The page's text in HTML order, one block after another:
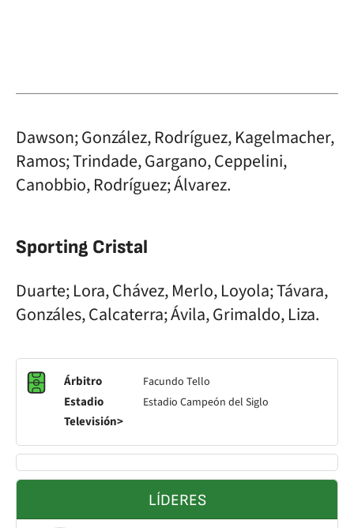
Dawson; González, Rodríguez, Kagelmacher,
Ramos; Trindade, Gargano, Ceppelini,
Canobbio, Rodríguez; Álvarez.
Sporting Cristal
Duarte; Lora, Chávez, Merlo, Loyola; Távara,
Gonzáles, Calcaterra; Ávila, Grimaldo, Liza.
Árbitro Facundo Tello
Estadio Estadio Campeón del Siglo
Televisión>
LÍDERES